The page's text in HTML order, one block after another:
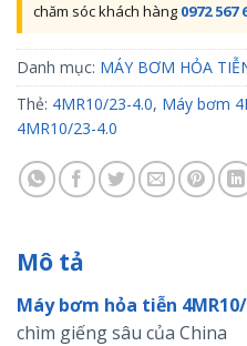
chăm sóc khách hàng 0972 567
Danh mục: MÁY BƠM HỎA
Thẻ: 4MR10/23-4.0, Máy bơm
4MR10/23-4.0
Mô tả
Máy bơm hỏa tiễn
chìm giếng sâu của China